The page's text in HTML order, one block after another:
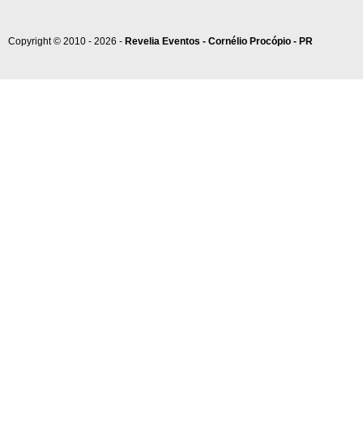
Copyright © 2010 - 2026 - Revelia Eventos - Cornélio Procópio - PR